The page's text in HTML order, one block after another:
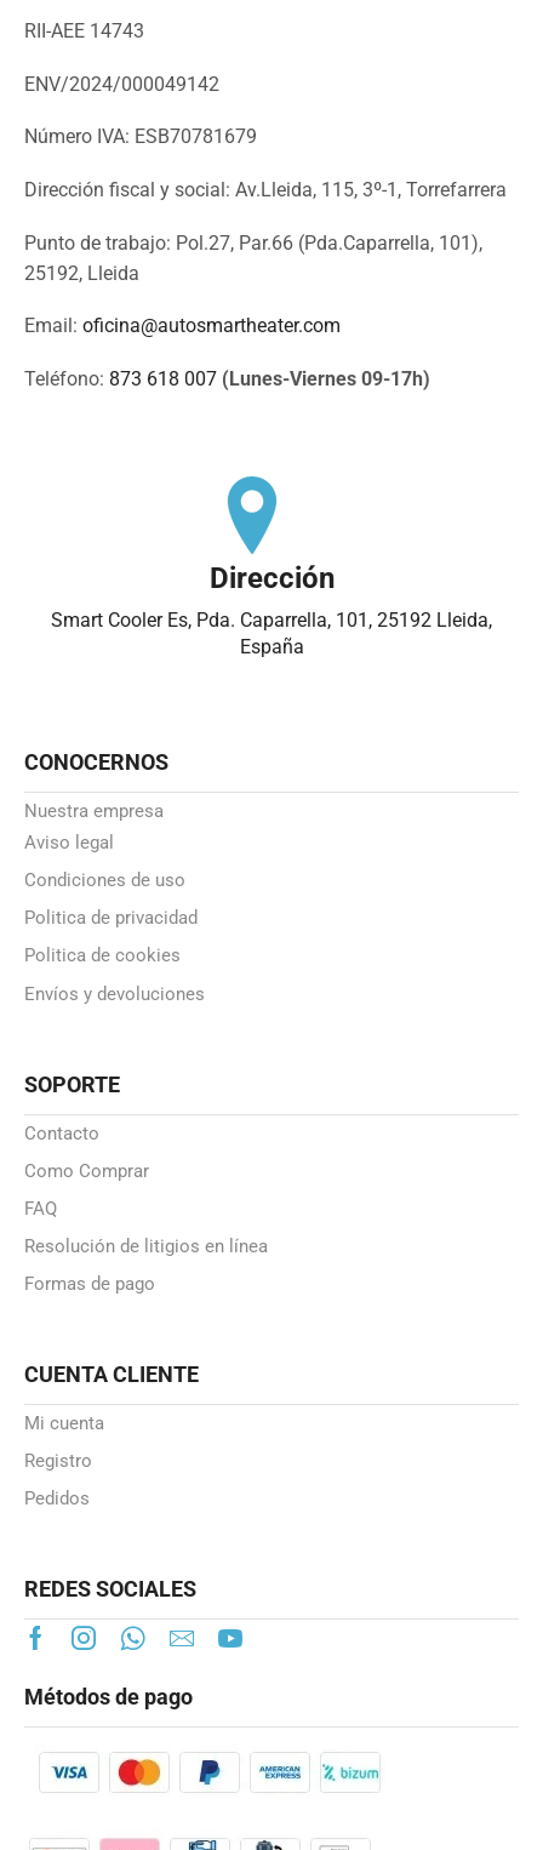
RII-AEE 14743
ENV/2024/000049142
Número IVA: ESB70781679
Dirección fiscal y social: Av.Lleida, 115, 3º-1, Torrefarrera
Punto de trabajo: Pol.27, Par.66 (Pda.Caparrella, 101),
25192, Lleida
Email: oficina@autosmartheater.com
Teléfono: 873 618 007 (Lunes-Viernes 09-17h)
Dirección
Smart Cooler Es, Pda. Caparrella, 101, 25192 Lleida,
España
CONOCERNOS
Nuestra empresa
Aviso legal
Condiciones de uso
Politica de privacidad
Politica de cookies
Envíos y devoluciones
SOPORTE
Contacto
Como Comprar
FAQ
Resolución de litigios en línea
Formas de pago
CUENTA CLIENTE
Mi cuenta
Registro
Pedidos
REDES SOCIALES
Métodos de pago